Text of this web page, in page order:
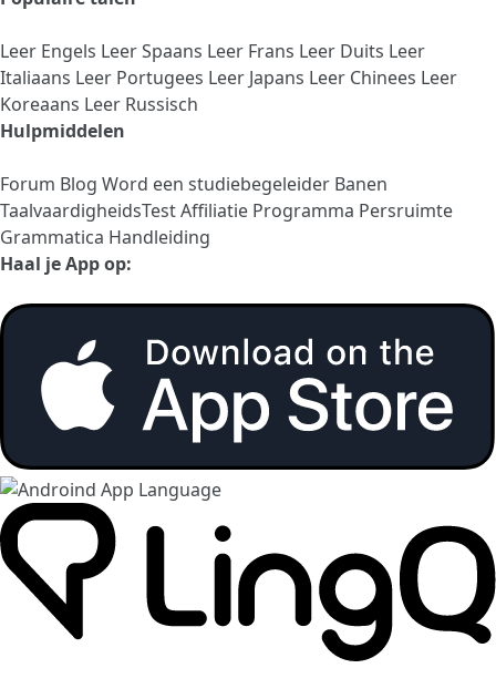
Leer Engels Leer Spaans Leer Frans Leer Duits Leer
Italiaans Leer Portugees Leer Japans Leer Chinees Leer
Koreaans Leer Russisch
Hulpmiddelen
Forum Blog Word een studiebegeleider Banen
TaalvaardigheidsTestAffiliatie Programma Persruimte
Grammatica Handleiding
Haal je App op: